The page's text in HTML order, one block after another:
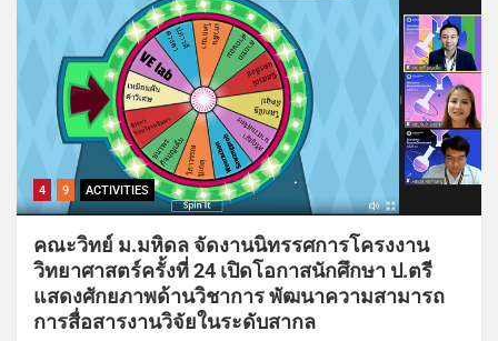
4 9 ACTIVITIES
คณะวิทย์ ม.มหิดล จัดงานนิทรรศการโครงงาน
วิทยาศาสตร์ครั้งที่ 24 เปิดโอกาสนักศึกษา ป.ตรี
แสดงศักยภาพด้านวิชาการ พัฒนาความสามารถ
การสื่อสารงานวิจัยในระดับสากล